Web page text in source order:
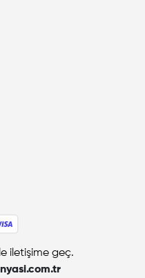
iletişime geç.